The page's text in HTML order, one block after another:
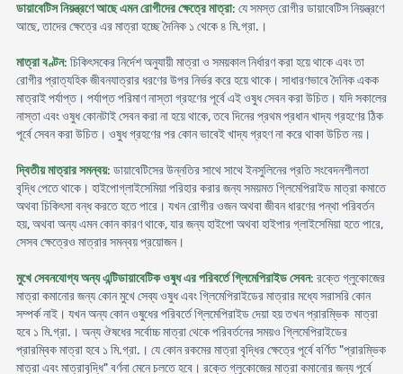
ডায়াবেটিস নিয়ন্ত্রণে আছে এমন রোগীদের ক্ষেত্রে মাত্রা: যে সমস্ত রোগীর ডায়াবেটিস নিয়ন্ত্রণে
আছে, তাদের ক্ষেত্রে এর মাত্রা হচ্ছে দৈনিক ১ থেকে ৪ মি.গ্রা.।
মাত্রা বণ্টন: চিকিৎসকের নির্দেশ অনুযায়ী মাত্রা ও সময়কাল নির্ধারণ করা হয়ে থাকে এবং তা
রোগীর প্রাত্যহিক জীবনযাত্রার ধরণের উপর নির্ভর করে হয়ে থাকে। সাধারণভাবে দৈনিক একক
মাত্রাই পর্যাপ্ত। পর্যাপ্ত পরিমাণ নাস্তা গ্রহণের পূর্বে এই ওষুধ সেবন করা উচিত। যদি সকালের
নাস্তা এবং ওষুধ কোনটাই সেবন করা না হয়ে থাকে, তবে দিনের প্রথম প্রধান খাদ্য গ্রহণের ঠিক
পূর্বে সেবন করা উচিত। ওষুধ গ্রহণের পর কোন ভাবেই খাদ্য গ্রহণ না করে থাকা উচিত নয়।
দ্বিতীয় মাত্রার সমন্বয়: ডায়াবেটিসের উন্নতির সাথে সাথে ইনসুলিনের প্রতি সংবেদনশীলতা
বৃদ্ধি পেতে থাকে। হাইপোগ্লাইসেমিয়া পরিহার করার জন্য সময়মত গ্লিমেপিরাইড মাত্রা কমাতে
অথবা চিকিৎসা বন্ধ করতে হতে পারে। যখন রোগীর ওজন অথবা জীবন ধারণের পন্থা পরিবর্তন
হয়, অথবা অন্য এমন কোন কারণ থাকে, যার জন্য হাইপো অথবা হাইপার গ্লাইসেমিয়া হতে পারে,
সেসব ক্ষেত্রেও মাত্রার সমন্বয় প্রয়োজন।
মুখে সেবনযোগ্য অন্য এন্টিডায়াবেটিক ওষুধ এর পরিবর্তে গ্লিমেপিরাইড সেবন: রক্তে গ্লুকোজের
মাত্রা কমানোর জন্য কোন মুখে সেব্য ওষুধ এবং গ্লিমেপিরাইডের মাত্রার মধ্যে সরাসরি কোন
সম্পর্ক নাই। যখন অন্য কোন ওষুধের পরিবর্তে গ্লিমেপিরাইড দেয়া হয় তখন প্রারম্ভিক মাত্রা
হবে ১ মি.গ্রা.। অন্য ঔষধের সর্বোচ্চ মাত্রা থেকে পরিবর্তনের সময়ও গ্লিমেপিরাইডের
প্রারম্বিক মাত্রা হবে ১ মি.গ্রা.। যে কোন রকমের মাত্রা বৃদ্ধির ক্ষেত্রে পূর্বে বর্ণিত "প্রারম্ভিক
মাত্রা এবং মাত্রাবৃদ্ধি" বর্ণনা মেনে চলতে হবে। রক্তে গ্লুকোজের মাত্রা কমানোর জন্য পূর্বে